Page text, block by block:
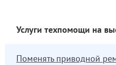
Услуги техпомощи на
Поменять приводной